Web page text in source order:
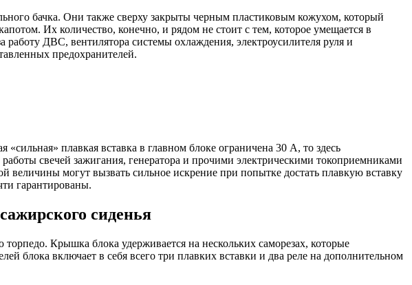
бачка. Они также сверху закрыты черным пластиковым кожухом, который
Их количество, конечно, и рядом не стоит с тем, которое умещается в
ДВС, вентилятора системы охлаждения, электроусилителя руля и
предохранителей.
плавкая вставка в главном блоке ограничена 30 А, то здесь
свечей зажигания, генератора и прочими электрическими токоприемниками
могут вызвать сильное искрение при попытке достать плавкую вставку
гарантированы.
сиденья
Крышка блока удерживается на нескольких саморезах, которые
блока включает в себя всего три плавких вставки и два реле на дополнительном